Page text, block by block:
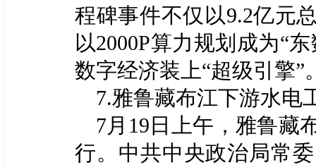
程碑事件不仅以9.2亿元
以2000P算力规划成为“
数字经济装上“超级引擎”
7.雅鲁藏布江下游水
7月19日上午，雅鲁藏
行。中共中央政治局常